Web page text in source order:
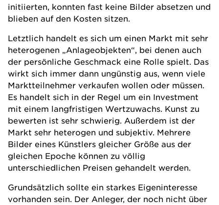
initiierten, konnten fast keine Bilder absetzen und
blieben auf den Kosten sitzen.
Letztlich handelt es sich um einen Markt mit sehr
heterogenen „Anlageobjekten“, bei denen auch
der persönliche Geschmack eine Rolle spielt. Das
wirkt sich immer dann ungünstig aus, wenn viele
Marktteilnehmer verkaufen wollen oder müssen.
Es handelt sich in der Regel um ein Investment
mit einem langfristigen Wertzuwachs. Kunst zu
bewerten ist sehr schwierig. Außerdem ist der
Markt sehr heterogen und subjektiv. Mehrere
Bilder eines Künstlers gleicher Größe aus der
gleichen Epoche können zu völlig
unterschiedlichen Preisen gehandelt werden.
Grundsätzlich sollte ein starkes Eigeninteresse
vorhanden sein. Der Anleger, der noch nicht über